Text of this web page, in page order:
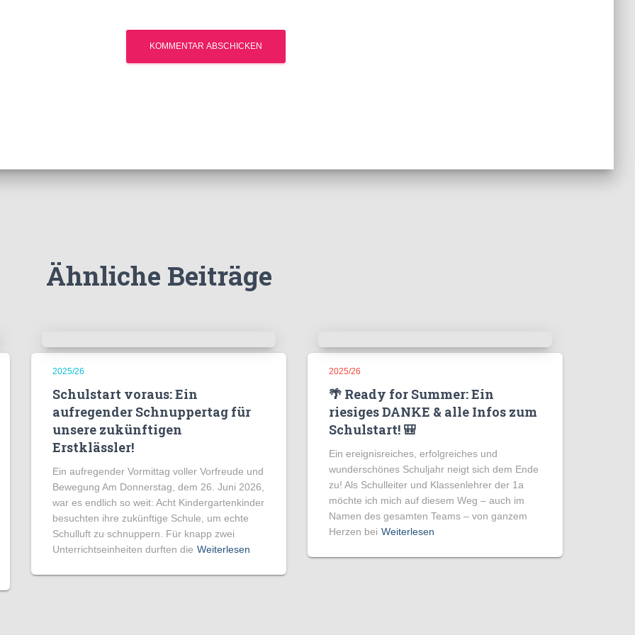
Ähnliche Beiträge
2025/26
Schulstart voraus: Ein
aufregender Schnuppertag für
unsere zukünftigen
Erstklässler!
Ein aufregender Vormittag voller Vorfreude und
Bewegung Am Donnerstag, dem 26. Juni 2026,
war es endlich so weit: Acht Kindergartenkinder
besuchten ihre zukünftige Schule, um echte
Schulluft zu schnuppern. Für knapp zwei
Unterrichtseinheiten durften die Weiterlesen
2025/26
🌴 Ready for Summer: Ein
riesiges DANKE & alle Infos zum
Schulstart! 🎒
Ein ereignisreiches, erfolgreiches und
wunderschönes Schuljahr neigt sich dem Ende
zu! Als Schulleiter und Klassenlehrer der 1a
möchte ich mich auf diesem Weg – auch im
Namen des gesamten Teams – von ganzem
Herzen bei Weiterlesen